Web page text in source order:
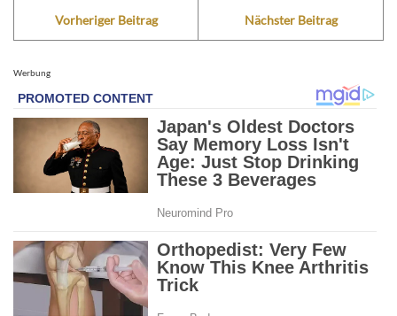
Vorheriger Beitrag Nächster Beitrag
Werbung